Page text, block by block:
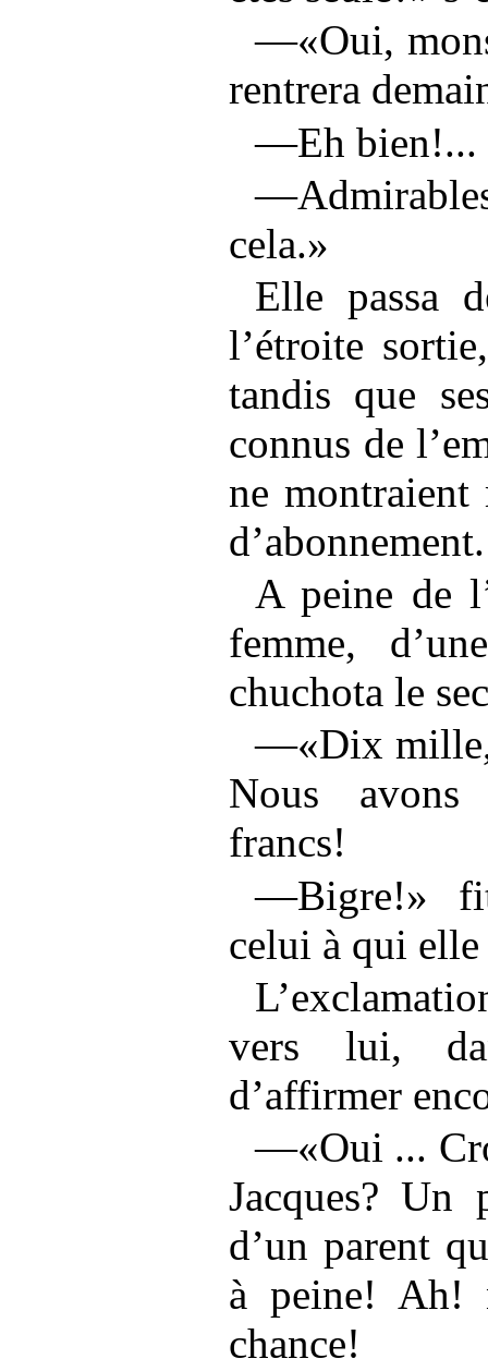
—«Oui,
rentrera
—Eh bien!...
cela.»
Elle passa
l’étroite
tandis que
connus de
ne montraient
d’abonnement.
A peine de
femme,
chuchota le
—«Dix mille,
Nous
francs!
—Bigre!» fit
celui à qui elle
vers lui,
d’affirmer
—«Oui ...
Jacques? Un
d’un parent
à peine! Ah!
chance!